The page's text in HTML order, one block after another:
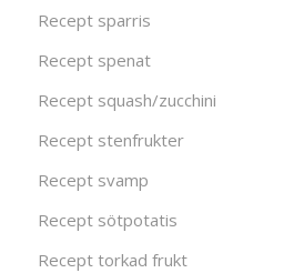
Recept sparris
Recept spenat
Recept squash/zucchini
Recept stenfrukter
Recept svamp
Recept sötpotatis
Recept torkad frukt